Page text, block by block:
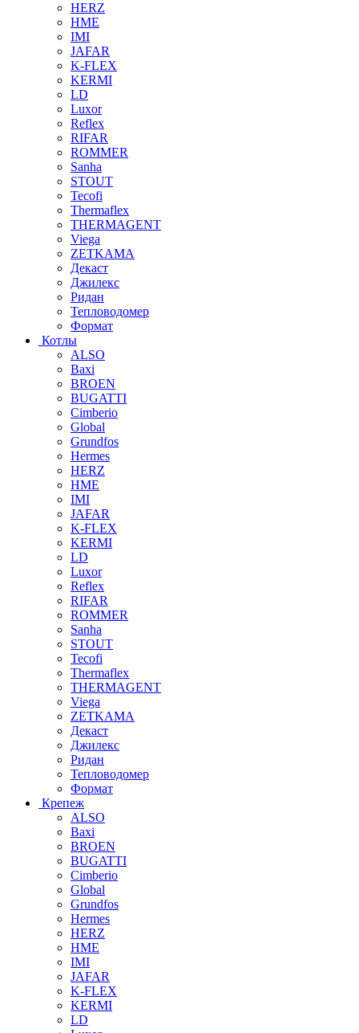
HERZ
HME
IMI
JAFAR
K-FLEX
KERMI
LD
Luxor
Reflex
RIFAR
ROMMER
Sanha
STOUT
Tecofi
Thermaflex
THERMAGENT
Viega
ZETKAMA
Декаст
Джилекс
Ридан
Тепловодомер
Формат
Котлы
ALSO
Baxi
BROEN
BUGATTI
Cimberio
Global
Grundfos
Hermes
HERZ
HME
IMI
JAFAR
K-FLEX
KERMI
LD
Luxor
Reflex
RIFAR
ROMMER
Sanha
STOUT
Tecofi
Thermaflex
THERMAGENT
Viega
ZETKAMA
Декаст
Джилекс
Ридан
Тепловодомер
Формат
Крепеж
ALSO
Baxi
BROEN
BUGATTI
Cimberio
Global
Grundfos
Hermes
HERZ
HME
IMI
JAFAR
K-FLEX
KERMI
LD